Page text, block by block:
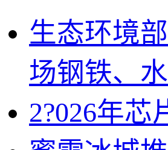
生态环境
场钢铁、
2?026年芯